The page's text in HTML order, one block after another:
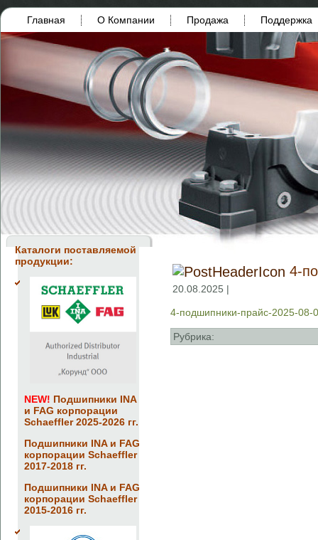
Главная О Компании Продажа Поддержка
Каталоги поставляемой
продукции:
NEW! Подшипники INA
и FAG корпорации
Schaeffler 2025-2026 гг.
Подшипники INA и FAG
корпорации Schaeffler
2017-2018 гг.
Подшипники INA и FAG
корпорации Schaeffler
2015-2016 гг.
4-
20.08.2025 |
4-подшипники-прайс-2025-08-
Рубрика: